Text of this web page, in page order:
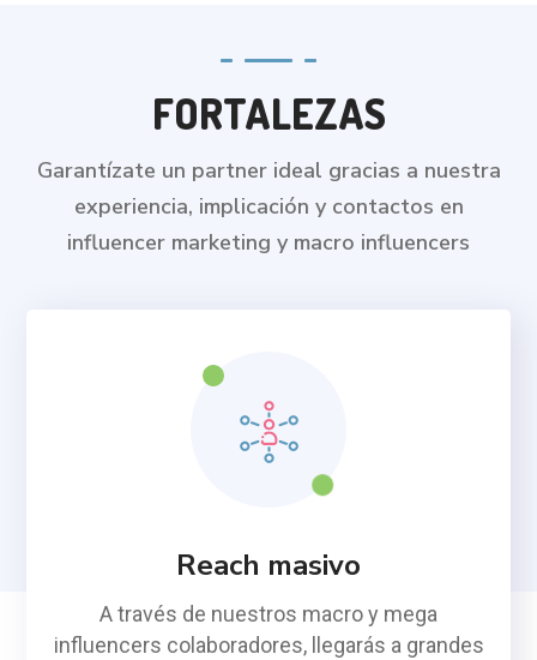
FORTALEZAS
Garantízate un partner ideal gracias a nuestra
experiencia, implicación y contactos en
influencer marketing y macro influencers
Reach masivo
A través de nuestros macro y mega
influencers colaboradores, llegarás a grandes